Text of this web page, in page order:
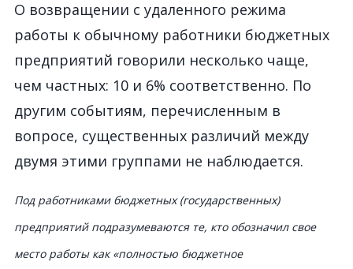
О возвращении с удаленного режима
работы к обычному работники бюджетных
предприятий говорили несколько чаще,
чем частных: 10 и 6% соответственно. По
другим событиям, перечисленным в
вопросе, существенных различий между
двумя этими группами не наблюдается.
Под работниками бюджетных (государственных)
предприятий подразумеваются те, кто обозначил свое
место работы как «полностью бюджетное